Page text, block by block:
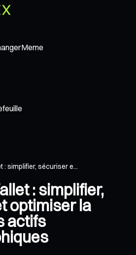
Meme
: simplifier, sécuriser e...
: simplifier,
optimiser la
actifs